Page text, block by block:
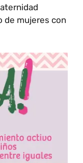
de mujeres con